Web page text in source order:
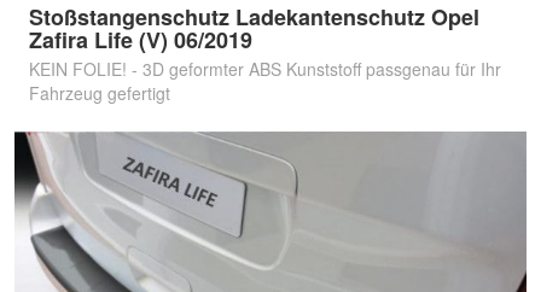
Stoßstangenschutz Ladekantenschutz Opel
Zafira Life (V) 06/2019
KEIN FOLIE! - 3D geformter ABS Kunststoff passgenau für Ihr
Fahrzeug gefertigt